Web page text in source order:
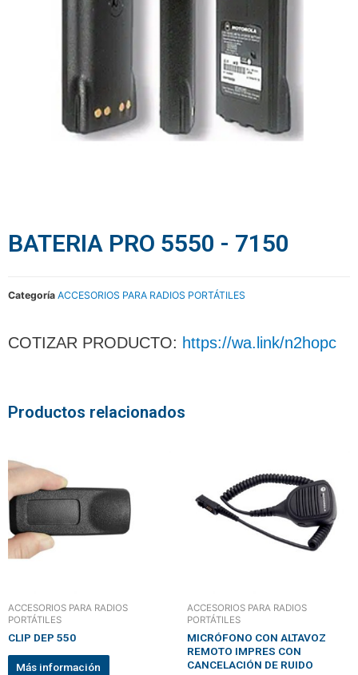
BATERIA PRO 5550 - 7150
Categoría ACCESORIOS PARA RADIOS PORTÁTILES
COTIZAR PRODUCTO: https://wa.link/n2hopc
Productos relacionados
ACCESORIOS PARA RADIOS
PORTÁTILES
CLIP DEP 550
Más información
ACCESORIOS PARA RADIOS
PORTÁTILES
MICRÓFONO CON ALTAVOZ
REMOTO IMPRES CON
CANCELACIÓN DE RUIDO